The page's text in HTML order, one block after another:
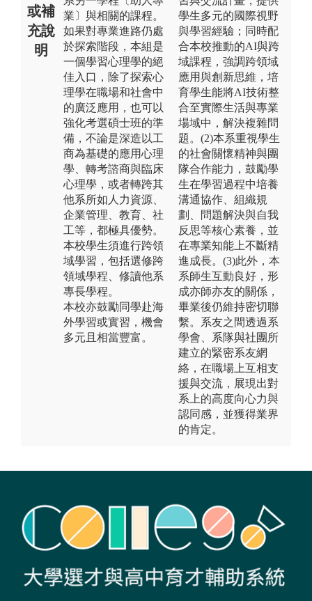
或補
充說
明
業〕與相關的課程。
如果對專業進路仍處
於探索階段，本組是
一個學習心理學的絕
佳入口，除了探索心
理學在職場和社會中
的廣泛應用，也可以
強化考選碩士班的準
備，不論是深造以工
商為基礎的應用心理
學、轉考諮商與臨床
心理學，或者轉跨其
他系所如人力資源、
企業管理、教育、社
工等，都極具優勢。
本校學生須進行跨領
域學習，包括選修跨
領域學程、修讀他系
專長學程。
本校亦鼓勵同學赴海
外學習或實習，機會
多元且相當豐富。
學生多元的國際視野
與學習經驗；同時配
合本校推動的AI與跨
域課程，強調跨領域
應用與創新思維，培
育學生能將AI技術整
合至實際生活與專業
場域中，解決複雜問
題。(2)本系重視學生
的社會關懷精神與團
隊合作能力，鼓勵學
生在學習過程中培養
溝通協作、組織規
劃、問題解決與自我
反思等核心素養，並
在專業知能上不斷精
進成長。(3)此外，本
系師生互動良好，形
成亦師亦友的關係，
畢業後仍維持密切聯
繫。系友之間透過系
學會、系隊與社團所
建立的緊密系友網
絡，在職場上互相支
援與交流，展現出對
系上的高度向心力與
認同感，並獲得業界
的肯定。